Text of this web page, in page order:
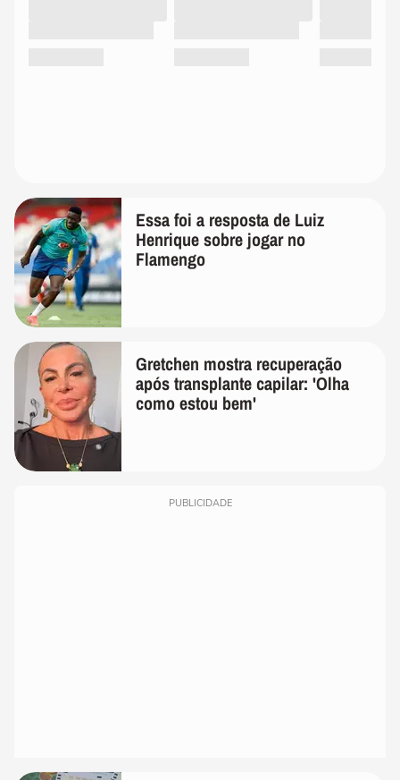
Essa foi a resposta de Luiz
Henrique sobre jogar no
Flamengo
Gretchen mostra recuperação
após transplante capilar: 'Olha
como estou bem'
PUBLICIDADE